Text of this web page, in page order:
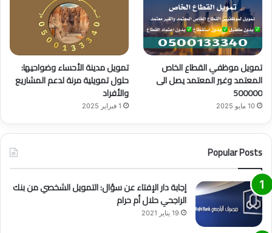
تمويل موظفي القطاع الخاص
المعتمد وغير المعتمد يصل الى
500000
10 مايو 2025
تمويل مدينة الأحساء وضواحيها:
حلول تمويلية مرنة لدعم المشاريع
والأفراد
1 فبراير 2025
Popular Posts
إجابة دار الإفتاء عن سؤال: التمويل الشخصي من بنك
الراجحي حلال أم حرام
19 يناير 2021